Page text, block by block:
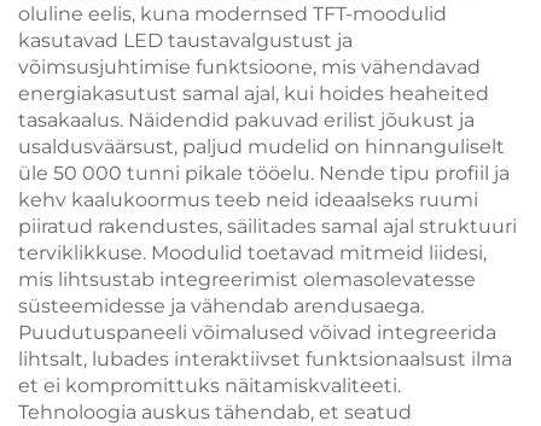
oluline eelis, kuna modernsed TFT-moodulid
kasutavad LED taustavalgustust ja
võimsusjuhtimise funktsioone, mis vähendavad
energiakasutust samal ajal, kui hoides heaheited
tasakaalus. Näidendid pakuvad erilist jõukust ja
usaldusväärsust, paljud mudelid on hinnanguliselt
üle 50 000 tunni pikale tööelu. Nende tipu profiil ja
kehv kaalukoormus teeb neid ideaalseks ruumi
piiratud rakendustes, säilitades samal ajal struktuuri
terviklikkuse. Moodulid toetavad mitmeid liidesi,
mis lihtsustab integreerimist olemasolevatesse
süsteemidesse ja vähendab arendusaega.
Puudutuspaneeli võimalused võivad integreerida
lihtsalt, lubades interaktiivset funktsionaalsust ilma
et ei kompromittuks näitamiskvaliteeti.
Tehnoloogia auskus tähendab, et seatud